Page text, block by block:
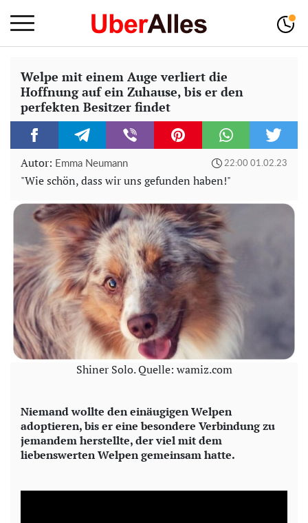
Welpe mit einem Auge verliert die
Hoffnung auf ein Zuhause, bis er den
perfekten Besitzer findet
Autor: Emma Neumann 22:00 01.02.23
"Wie schön, dass wir uns gefunden haben!"
Shiner Solo. Quelle: wamiz.com
Niemand wollte den einäugigen Welpen
adoptieren, bis er eine besondere Verbindung zu
jemandem herstellte, der viel mit dem
liebenswerten Welpen gemeinsam hatte.